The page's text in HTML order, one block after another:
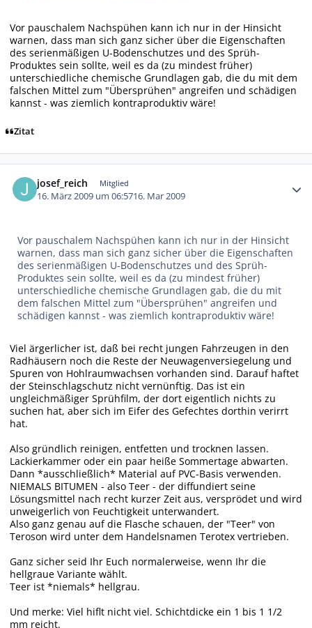
Vor pauschalem Nachspühen kann ich nur in der Hinsicht
warnen, dass man sich ganz sicher über die Eigenschaften
des serienmäßigen U-Bodenschutzes und des Sprüh-
Produktes sein sollte, weil es da (zu mindest früher)
unterschiedliche chemische Grundlagen gab, die du mit dem
falschen Mittel zum "Übersprühen" angreifen und schädigen
kannst - was ziemlich kontraproduktiv wäre!
Zitat
josef_reich Mitglied
16. März 2009 um 06:5716. Mar 2009
Vor pauschalem Nachspühen kann ich nur in der Hinsicht
warnen, dass man sich ganz sicher über die Eigenschaften
des serienmäßigen U-Bodenschutzes und des Sprüh-
Produktes sein sollte, weil es da (zu mindest früher)
unterschiedliche chemische Grundlagen gab, die du mit
dem falschen Mittel zum "Übersprühen" angreifen und
schädigen kannst - was ziemlich kontraproduktiv wäre!
Viel ärgerlicher ist, daß bei recht jungen Fahrzeugen in den
Radhäusern noch die Reste der Neuwagenversiegelung und
Spuren von Hohlraumwachsen vorhanden sind. Darauf haftet
der Steinschlagschutz nicht vernünftig. Das ist ein
ungleichmäßiger Sprühfilm, der dort eigentlich nichts zu
suchen hat, aber sich im Eifer des Gefechtes dorthin verirrt
hat.
Also gründlich reinigen, entfetten und trocknen lassen.
Lackierkammer oder ein paar heiße Sommertage abwarten.
Dann *ausschließlich* Material auf PVC-Basis verwenden.
NIEMALS BITUMEN - also Teer - der diffundiert seine
Lösungsmittel nach recht kurzer Zeit aus, versprödet und wird
unweigerlich von Feuchtigkeit unterwandert.
Also ganz genau auf die Flasche schauen, der "Teer" von
Teroson wird unter dem Handelsnamen Terotex vertrieben.
Ganz sicher seid Ihr Euch normalerweise, wenn Ihr die
hellgraue Variante wählt.
Teer ist *niemals* hellgrau.
Und merke: Viel hiflt nicht viel. Schichtdicke ein 1 bis 1 1/2
mm reicht.